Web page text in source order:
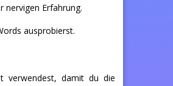
nervigen Erfahrung.
ausprobierst.
verwendest, damit du die